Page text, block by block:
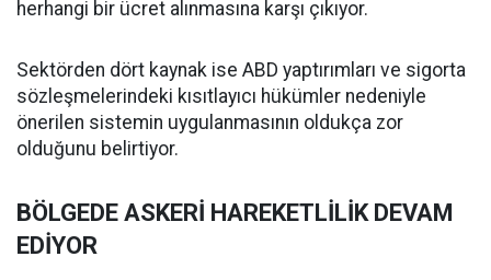
herhangi bir ücret alınmasına karşı çıkıyor.
Sektörden dört kaynak ise ABD yaptırımları ve sigorta
sözleşmelerindeki kısıtlayıcı hükümler nedeniyle
önerilen sistemin uygulanmasının oldukça zor
olduğunu belirtiyor.
BÖLGEDE ASKERİ HAREKETLİLİK DEVAM
EDİYOR